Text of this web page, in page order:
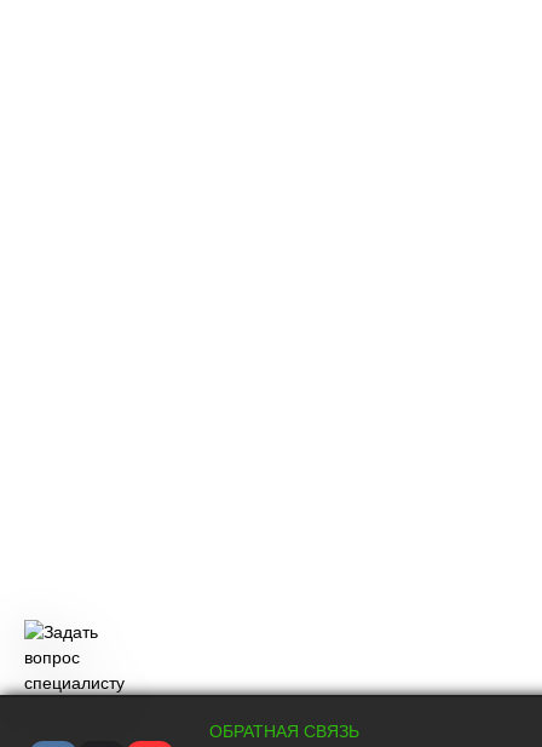
ОБРАТНАЯ СВЯЗЬ